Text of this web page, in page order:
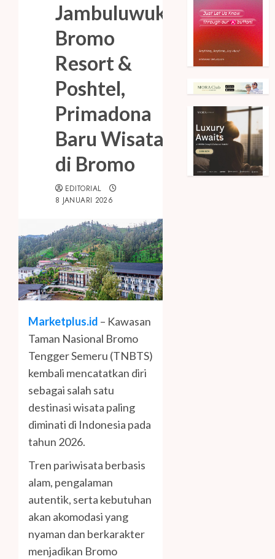
Jambuluwuk
Bromo
Resort &
Poshtel,
Primadona
Baru Wisata
di Bromo
EDITORIAL
8 JANUARI 2026
Marketplus.id – Kawasan
Taman Nasional Bromo
Tengger Semeru (TNBTS)
kembali mencatatkan diri
sebagai salah satu
destinasi wisata paling
diminati di Indonesia pada
tahun 2026.
Tren pariwisata berbasis
alam, pengalaman
autentik, serta kebutuhan
akan akomodasi yang
nyaman dan berkarakter
menjadikan Bromo